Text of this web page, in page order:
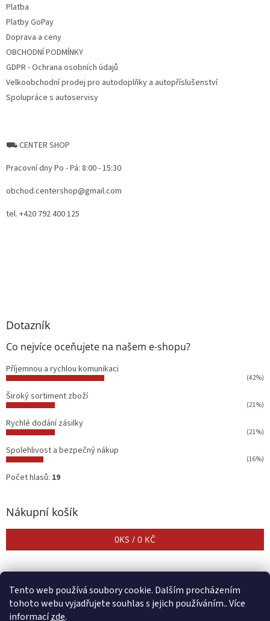
Tento web používá soubory cookie. Dalším procházením
tohoto webu vyjadřujete souhlas s jejich používáním.. Více
informacízde.
Platba
Platby GoPay
Doprava a ceny
OBCHODNÍ PODMÍNKY
GDPR - Ochrana osobních údajů
Velkoobchodní prodej pro autodoplňky a autopříslušenství
Spolupráce s autoservisy
⛟ CENTER SHOP
Pracovní dny Po - Pá: 8:00 - 15:30
obchod.centershop@gmail.com
tel. +420 792 400 125
Dotazník
Co nejvíce oceňujete na našem e-shopu?
Příjemnou a rychlou komunikaci
(42%)
Široký sortiment zboží
(21%)
Rychlé dodání zásilky
(21%)
Spolehlivost a bezpečný nákup
(16%)
Počet hlasů: 19
Nákupní košík
0KS / 0 KČ